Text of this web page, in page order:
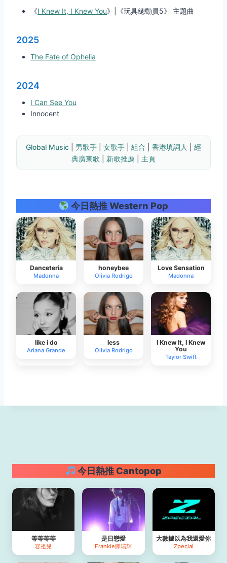
《I Knew It, I Knew You》|《玩具總動員5》 主題曲
2025
The Fate of Ophelia
2024
I Can See You
Innocent
Global Music 男歌手 女歌手 組合 香港填詞人
經
典廣東歌
新歌推薦 主頁
今日熱推 Western Pop
Danceteria
Madonna
honeybee
Olivia Rodrigo
Love Sensation
Madonna
like i do
Ariana Grande
less
Olivia Rodrigo
I Knew It, I Knew
You
Taylor Swift
今日熱推 Cantopop
等等等等
容祖兒
是日戀愛
Frankie陳瑞輝
大數據以為我還愛你
Zpecial